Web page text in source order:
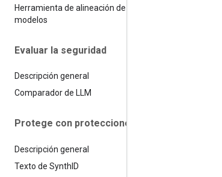
Herramienta de alineación de
modelos
Evaluar la seguridad
Descripción general
Comparador de LLM
Protege con protecciones
Descripción general
Texto de SynthID